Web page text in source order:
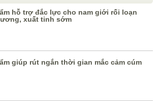
hỗ trợ đắc lực cho nam giới rối loạn
xuất tinh sớm
giúp rút ngắn thời gian mắc cảm cúm